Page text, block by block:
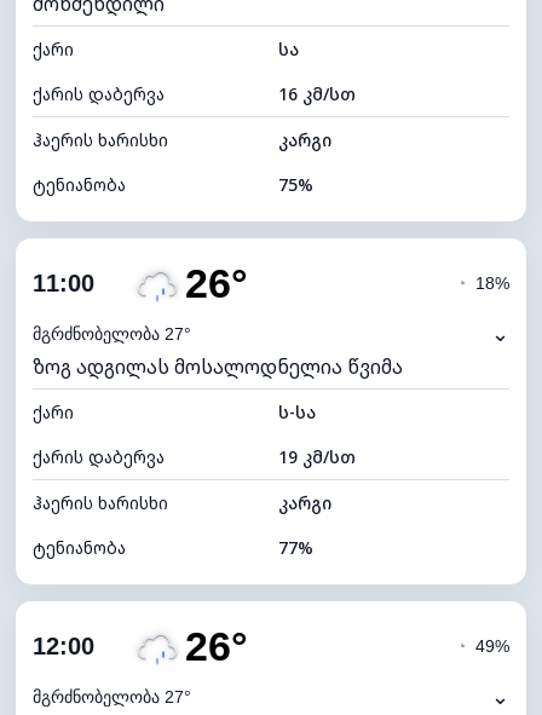
განათების ინდექსი 7 (ნათელი)
ღრუბლის სიმაღლე 9360 მ
ქარი
სა
ქარის დაბერვა
16 კმ/სთ
ჰაერის ხარისხი
კარგი
ტენიანობა
75%
ღრუბლიანობა
ნამის წერტილი
ხილვადობა
10 კმ
განათების ინდექსი 7 (ნათელი)
ღრუბლის სიმაღლე 10560 მ
11:00 26°
მგრძნობელობა 27°
◔ 18%
⌄
ზოგ ადგილას მოსალოდნელია წვიმა
ქარი
ს-სა
ქარის დაბერვა
19 კმ/სთ
ჰაერის ხარისხი
კარგი
ტენიანობა
77%
ღრუბლიანობა
ნამის წერტილი
12:00 26°
მგრძნობელობა 27°
◔ 49%
⌄